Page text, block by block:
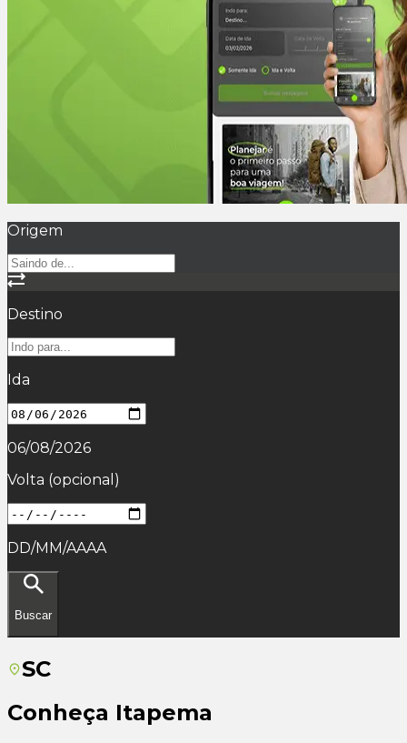
Origem
Destino
Ida
06/08/2026
Volta (opcional)
DD/MM/AAAA
Buscar
SC
Conheça Itapema